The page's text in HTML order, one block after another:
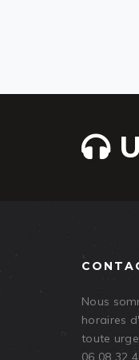
Nous
horaires
toute
06 08 32